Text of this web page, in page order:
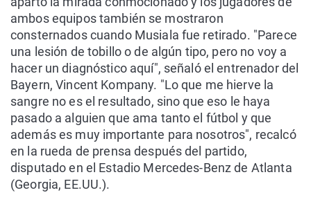
ambos equipos también se mostraron
consternados cuando Musiala fue retirado. "Parece
una lesión de tobillo o de algún tipo, pero no voy a
hacer un diagnóstico aquí", señaló el entrenador del
Bayern, Vincent Kompany. "Lo que me hierve la
sangre no es el resultado, sino que eso le haya
pasado a alguien que ama tanto el fútbol y que
además es muy importante para nosotros", recalcó
en la rueda de prensa después del partido,
disputado en el Estadio Mercedes-Benz de Atlanta
(Georgia, EE.UU.).